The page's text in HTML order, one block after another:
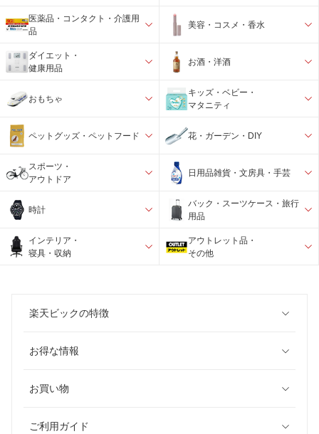
医薬品・コンタクト・介護用
品
美容・コスメ・香水
ダイエット・
健康用品
お酒・洋酒
おもちゃ
キッズ・ベビー・
マタニティ
ペットグッズ・ペットフード 花・ガーデン・DIY
スポーツ・
アウトドア
日用品雑貨・文房具・手芸
時計
バック・スーツケース・旅行
用品
インテリア・
寝具・収納
アウトレット品・
その他
楽天ビックの特徴
お得な情報
お買い物
ご利用ガイド